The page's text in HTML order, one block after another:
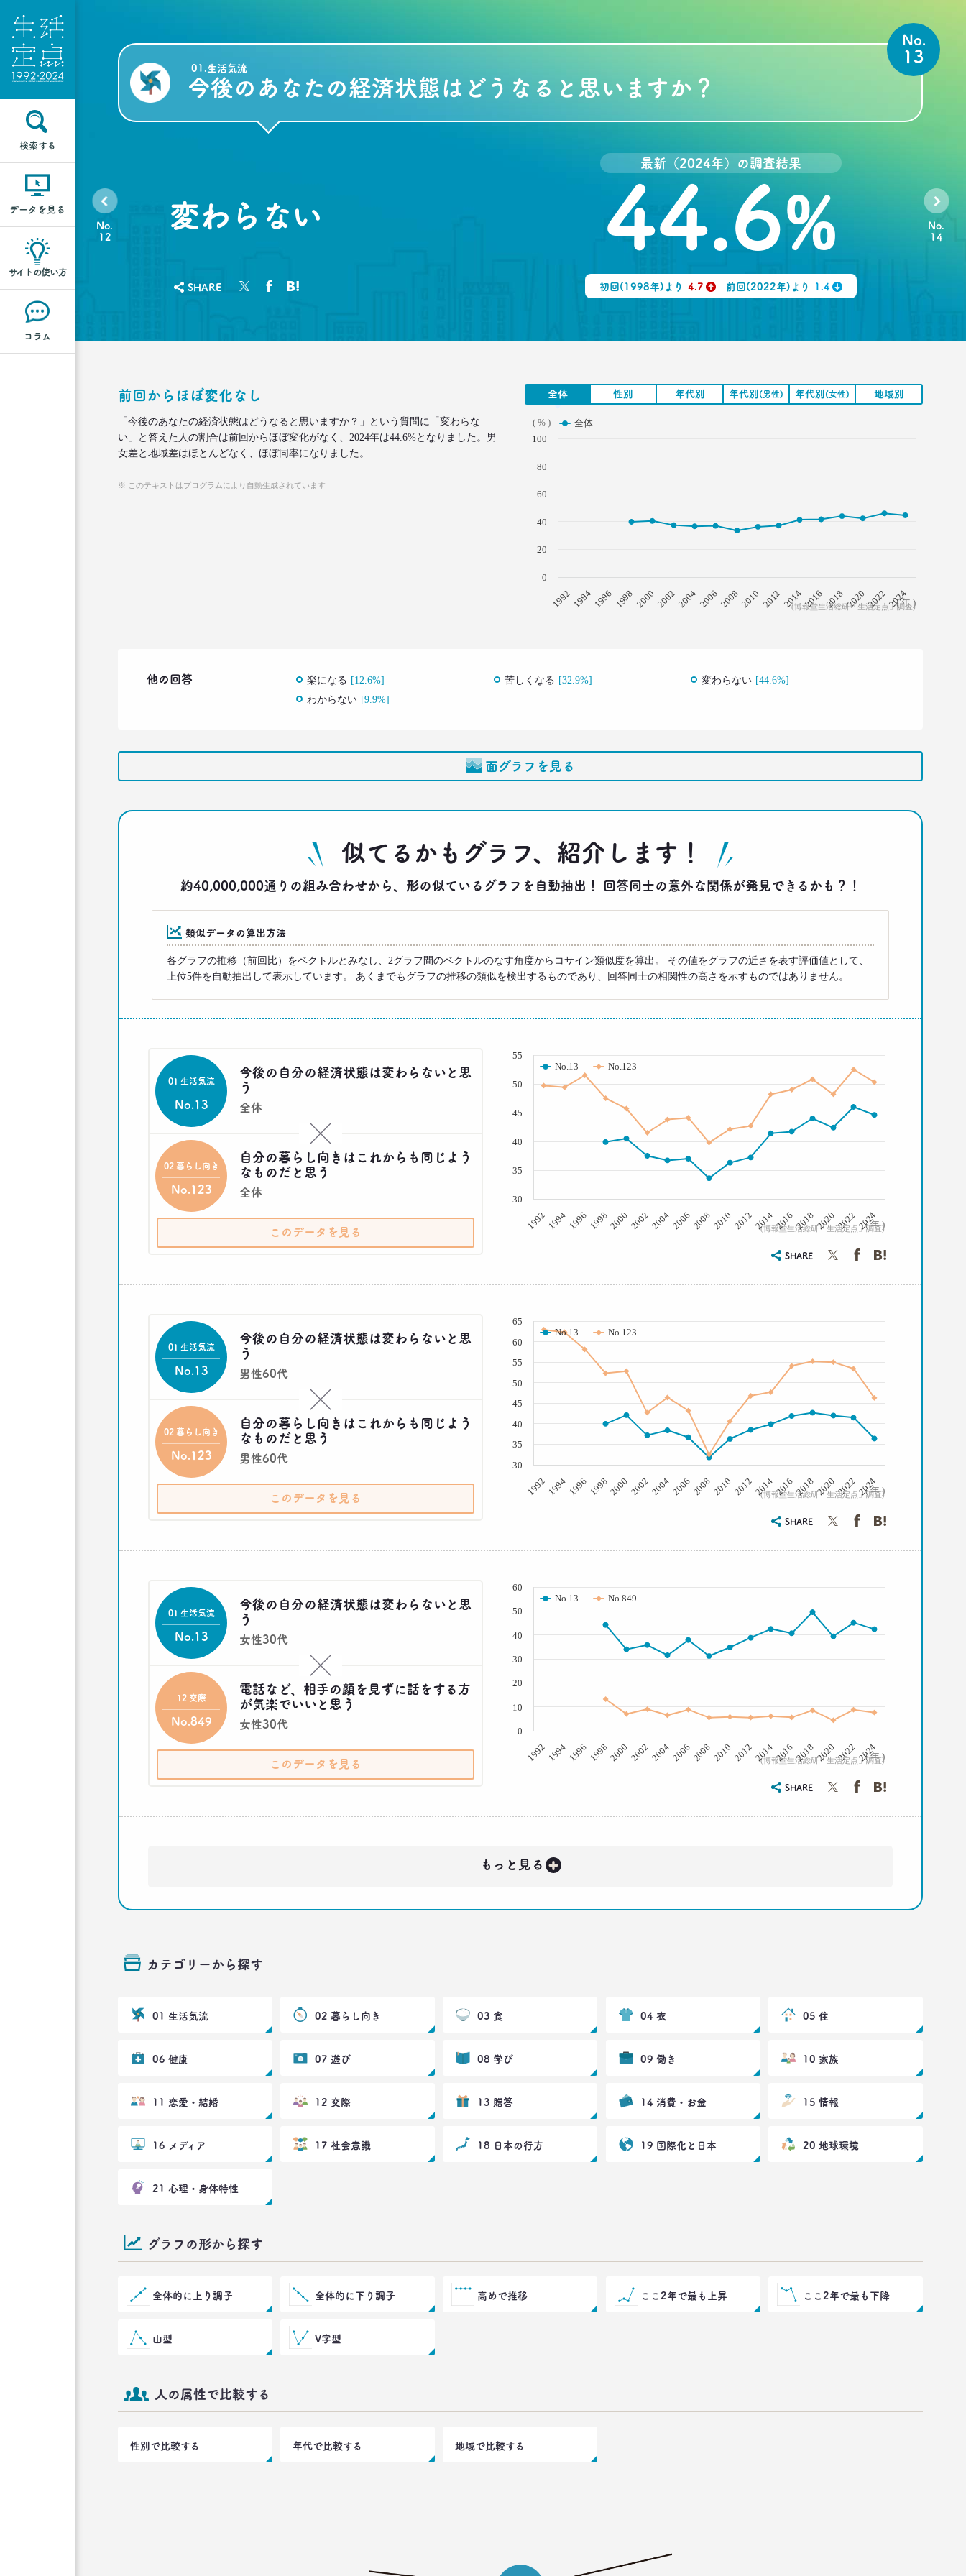
検索する
データを見る
サイトの使い方
コラム
01.生活気流
今後のあなたの経済状態はどうなると思いますか？
No.
13
変わらない
最新（2024年）の調査結果
44.6%
初回(1998年)より
4.7
↑
前回(2022年)より
1.4
↓
SHARE
No.
12
No.
14
全体 性別 年代別 年代別 (男性) 年代別 (女性) 地域別
( 年 )
( % )
(博報堂生活総研「生活定点」調査)
全体
1992 1994 1996 1998 2000 20022004 200620082010 2012 20142016 2018202020222024
0
20
40
60
80
100
前回からほぼ変化なし
「今後のあなたの経済状態はどうなると思いますか？」という質問に「変わらな
い」と答えた人の割合は前回からほぼ変化がなく、2024年は44.6%となりました。男
女差と地域差はほとんどなく、ほぼ同率になりました。
※ このテキストはプログラムにより自動生成されています
他の回答 楽になる [12.6%] 苦しくなる [32.9%] 変わらない [44.6%]
わからない [9.9%]
面グラフを見る
似てるかもグラフ、紹介します！
約40,000,000通りの組み合わせから、形の似ているグラフを自動抽出！ 回答同士の意外な関係が発見できるかも？！
類似データの算出方法
各グラフの推移（前回比）をベクトルとみなし、2グラフ間のベクトルのなす角度からコサイン類似度を算出。 その値をグラフの近さを表す評価値として、
上位5件を自動抽出して表示しています。 あくまでもグラフの推移の類似を検出するものであり、回答同士の相関性の高さを示すものではありません。
今後の自分の経済状態は変わらないと思
う
全体
01 生活気流
No.13
自分の暮らし向きはこれからも同じよう
なものだと思う
全体
02 暮らし向き
No.123
このデータを見る
( 年 )
(博報堂生活総研「生活定点」調査)
No.13 No.123
1992 1994 1996 19982000 20022004200620082010 2012201420162018202020222024
40
30
35
45
50
55
SHARE
今後の自分の経済状態は変わらないと思
う
男性60代
01 生活気流
No.13
自分の暮らし向きはこれからも同じよう
なものだと思う
男性60代
02 暮らし向き
No.123
このデータを見る
( 年 )
(博報堂生活総研「生活定点」調査)
No.13 No.123
1992 1994 1996 19982000 20022004200620082010 2012201420162018202020222024
30
40
35
45
50
55
60
65
SHARE
今後の自分の経済状態は変わらないと思
う
女性30代
01 生活気流
No.13
電話など、相手の顔を見ずに話をする方
が気楽でいいと思う
女性30代
12 交際
No.849
このデータを見る
( 年 )
(博報堂生活総研「生活定点」調査)
No.13 No.849
1992 1994 1996 19982000 20022004200620082010 2012201420162018202020222024
30
40
50
0
10
20
60
SHARE
もっと見る +
カテゴリーから探す
01 生活気流 02 暮らし向き 03 食 04 衣 05 住
06 健康 07 遊び 08 学び 09 働き 10 家族
11 恋愛・結婚 12 交際 13 贈答 14 消費・お金 15 情報
16 メディア 17 社会意識 18 日本の行方 19 国際化と日本 20 地球環境
21 心理・身体特性
グラフの形から探す
全体的に上り調子 全体的に下り調子 高めで推移 ここ2年で最も上昇 ここ2年で最も下降
山型 V字型
人の属性で比較する
性別で比較する 年代で比較する 地域で比較する